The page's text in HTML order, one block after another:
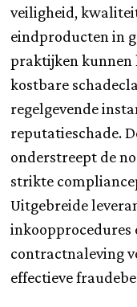
veiligheid,
eindproducten in
praktijken
kostbare
regelgevende
reputatieschade.
onderstreept de
strikte
Uitgebreide
inkoopprocedures
contractnaleving
effectieve